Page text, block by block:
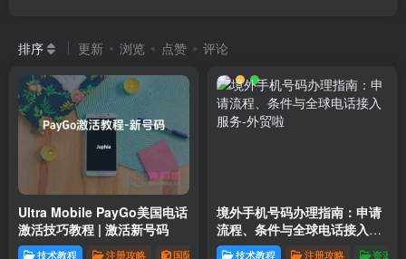
排序 更新 浏览 点赞 评论
Ultra Mobile PayGo美国电话
激活技巧教程 | 激活新号码
技术教程 注册攻略 国际电话
境外手机号码办理指南：申请
流程、条件与全球电话接入服
务 技术教程 注册攻略 资源分